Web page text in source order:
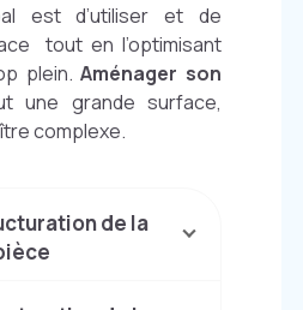
est d’utiliser et de
tout en l’optimisant
plein.Aménager son
une grande surface,
complexe.
de la